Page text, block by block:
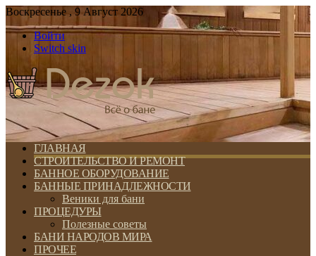
Воскресенье , 9 Август 2026
Войти
Switch skin
ГЛАВНАЯ
СТРОИТЕЛЬСТВО И РЕМОНТ
БАННОЕ ОБОРУДОВАНИЕ
БАННЫЕ ПРИНАДЛЕЖНОСТИ
Веники для бани
ПРОЦЕДУРЫ
Полезные советы
БАНИ НАРОДОВ МИРА
ПРОЧЕЕ